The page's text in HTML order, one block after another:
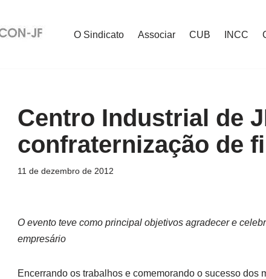
O Sindicato Associar CUB INCC
Centro Industrial de
confraternização de
11 de dezembro de 2012
O evento teve como principal objetivos agradecer e
empresário
Encerrando os trabalhos e comemorando o sucesso